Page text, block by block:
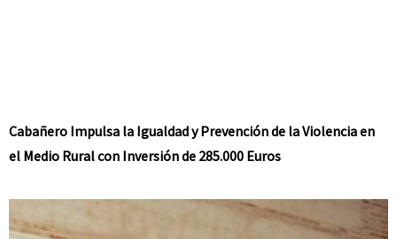
Cabañero Impulsa la Igualdad y Prevención de la Violencia en
el Medio Rural con Inversión de 285.000 Euros